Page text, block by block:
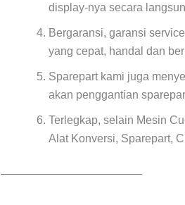
display-nya secara
Bergaransi, garansi
yang cepat, handal dan
Sparepart kami juga
akan penggantian
Terlegkap, selain Mesin
Alat Konversi, Sparepart,
————————————–